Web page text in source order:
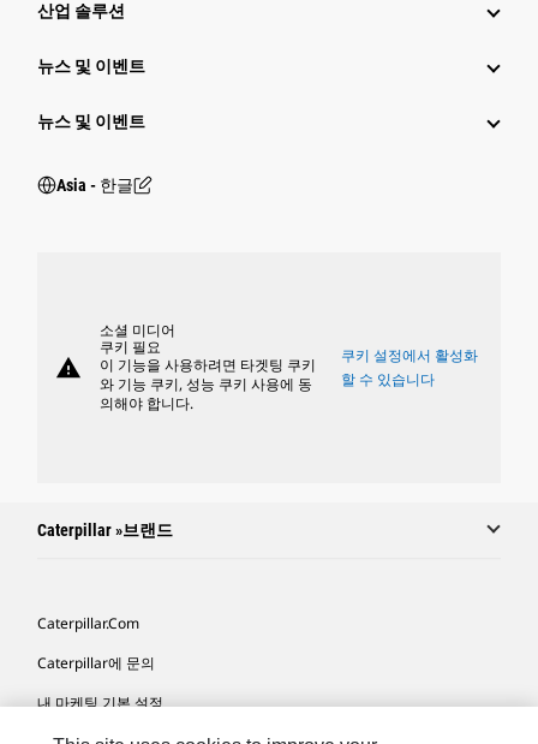
산업 솔루션
뉴스 및 이벤트
뉴스 및 이벤트
Asia - 한글
warning
소셜 미디어
쿠키 필요
이 기능을 사용하려면 타겟팅 쿠키
와 기능 쿠키, 성능 쿠키 사용에 동
의해야 합니다.
쿠키 설정에서 활성화
할 수 있습니다
Caterpillar »브랜드
Caterpillar.com
Caterpillar에 문의
내 마케팅 기본 설정